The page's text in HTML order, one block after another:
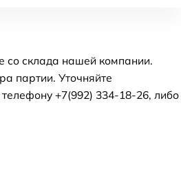
со склада нашей компании.
партии. Уточняйте
+7(992) 334-18-26, либо